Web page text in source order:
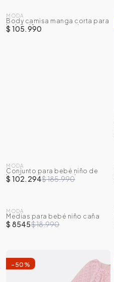
MODA
Body camisa manga corta para
bebé niño con corbatin
$ 105.990
-45%
MODA
Conjunto para bebé niño de
body camisa manga larga +
pantalón
$ 102.294$ 185.990
-55%
MODA
Medias para bebé niño caña
corta
$ 8545$ 18.990
- 50 %